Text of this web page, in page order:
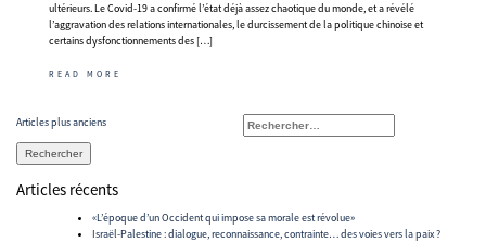
ultérieurs. Le Covid-19 a confirmé l’état déjà assez chaotique du monde, et a révélé
l’aggravation des relations internationales, le durcissement de la politique chinoise et
certains dysfonctionnements des […]
READ MORE
Navigation
des
articles
Articles plus anciens Rechercher :
Articles récents
«L’époque d’un Occident qui impose sa morale est révolue»
Israël-Palestine : dialogue, reconnaissance, contrainte… des voies vers la paix ?